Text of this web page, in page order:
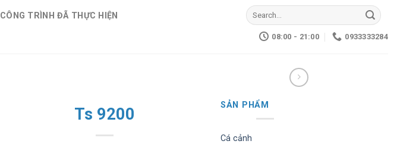
CÔNG TRÌNH ĐÃ THỰC HIỆN
Search
for:
08:00 - 21:00 0933333284
Ts 9200 SẢN PHẨM
Cá cảnh